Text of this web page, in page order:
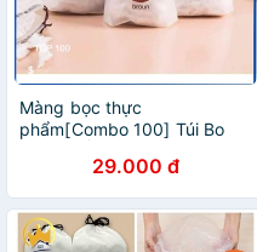
Màng bọc thực
phẩm[Combo 100] Túi Bo
Tiện Ích dùng bọc thức ăn
29.000 đ